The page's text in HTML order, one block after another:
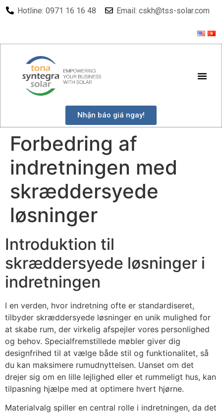
Hotline: 0971 16 16 48 Email: cskh@tss-solar.com
Nhận báo giá ngay!
Forbedring af
indretningen med
skræddersyede
løsninger
Introduktion til
skræddersyede løsninger i
indretningen
I en verden, hvor indretning ofte er standardiseret,
tilbyder skræddersyede løsninger en unik mulighed for
at skabe rum, der virkelig afspejler vores personlighed
og behov. Specialfremstillede møbler giver dig
designfrihed til at vælge både stil og funktionalitet, så
du kan maksimere rumudnyttelsen. Uanset om det
drejer sig om en lille lejlighed eller et rummeligt hus, kan
tilpasning hjælpe med at optimere hvert hjørne.
Materialvalg spiller en central rolle i indretningen, da det